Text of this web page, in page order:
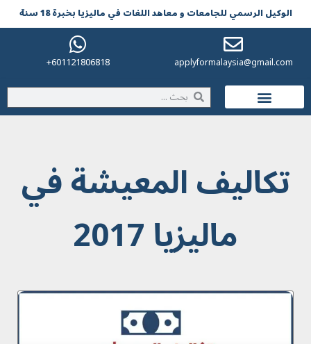
الوکیل الرسمي للجامعات و معاهد اللغات في مالیزیا بخبرة 18 سنة
applyformalaysia@gmail.com
601121806818+
تکالیف المعیشة في
مالیزیا 2017